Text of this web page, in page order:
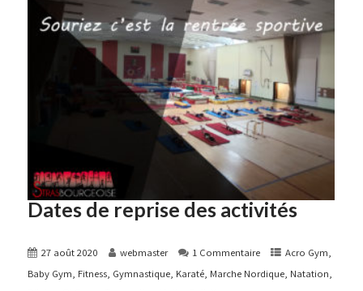
Dates de reprise des activités
27 août 2020 webmaster 1 Commentaire Acro Gym,
Baby Gym, Fitness, Gymnastique, Karaté, Marche Nordique, Natation,